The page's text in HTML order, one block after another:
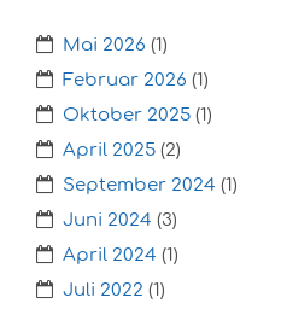
Mai 2026 (1)
Februar 2026 (1)
Oktober 2025 (1)
April 2025 (2)
September 2024 (1)
Juni 2024 (3)
April 2024 (1)
Juli 2022 (1)